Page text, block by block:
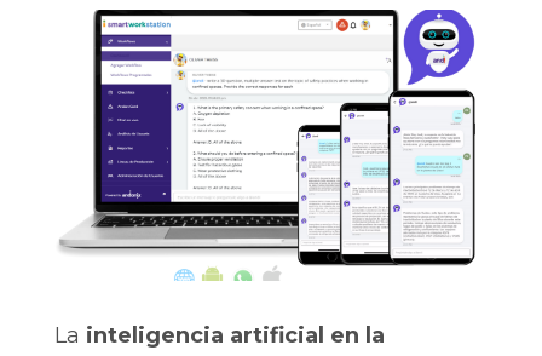
La inteligencia artificial en la